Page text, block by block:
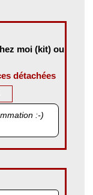
moi (kit) ou
détachées
:-)